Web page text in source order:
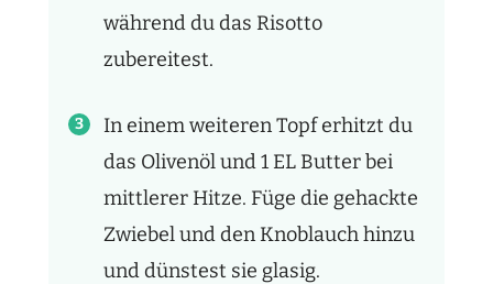
während du das Risotto
zubereitest.
In einem weiteren Topf erhitzt du
das Olivenöl und 1 EL Butter bei
mittlerer Hitze. Füge die gehackte
Zwiebel und den Knoblauch hinzu
und dünstest sie glasig.